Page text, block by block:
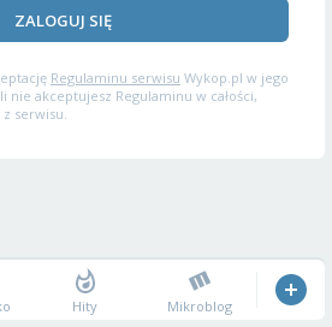
ZALOGUJ SIĘ
Regulaminu serwisu Wykop.pl w jego
nie akceptujesz Regulaminu w całości,
serwisu.
Hity Mikroblog